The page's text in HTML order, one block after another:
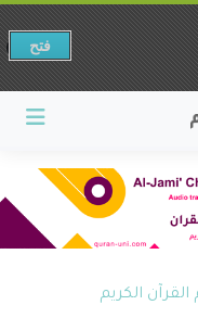
القرآن الكريم
فتح